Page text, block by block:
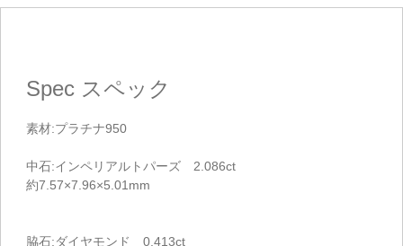
Spec スペック
素材:プラチナ950
中石:インペリアルトパーズ 2.086ct
約7.57×7.96×5.01mm
脇石:ダイヤモンド 0.413ct